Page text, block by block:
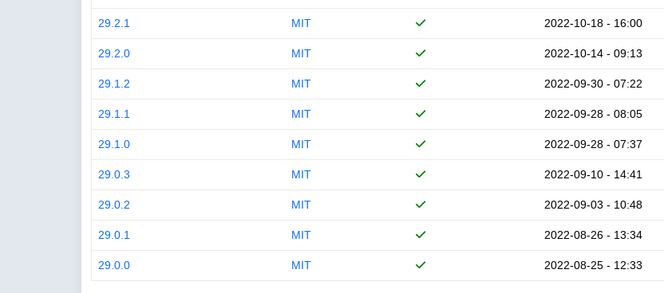
29.2.1 MIT 2022-10-18 - 16:00
29.2.0 MIT 2022-10-14 - 09:13
29.1.2 MIT 2022-09-30 - 07:22
29.1.1 MIT 2022-09-28 - 08:05
29.1.0 MIT 2022-09-28 - 07:37
29.0.3 MIT 2022-09-10 - 14:41
29.0.2 MIT 2022-09-03 - 10:48
29.0.1 MIT 2022-08-26 - 13:34
29.0.0 MIT 2022-08-25 - 12:33